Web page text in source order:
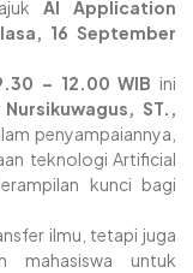
AI Application
16 September
– 12.00 WIB ini
ST.,
penyampaiannya,
teknologi Artificial
kunci bagi
ilmu, tetapi juga
mahasiswa untuk